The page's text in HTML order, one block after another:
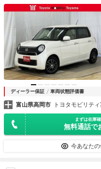
ドリングストップ
ディーラー保証 車両状態評価書
富山県高岡市
まずは在庫
無料通話で
今あなたの